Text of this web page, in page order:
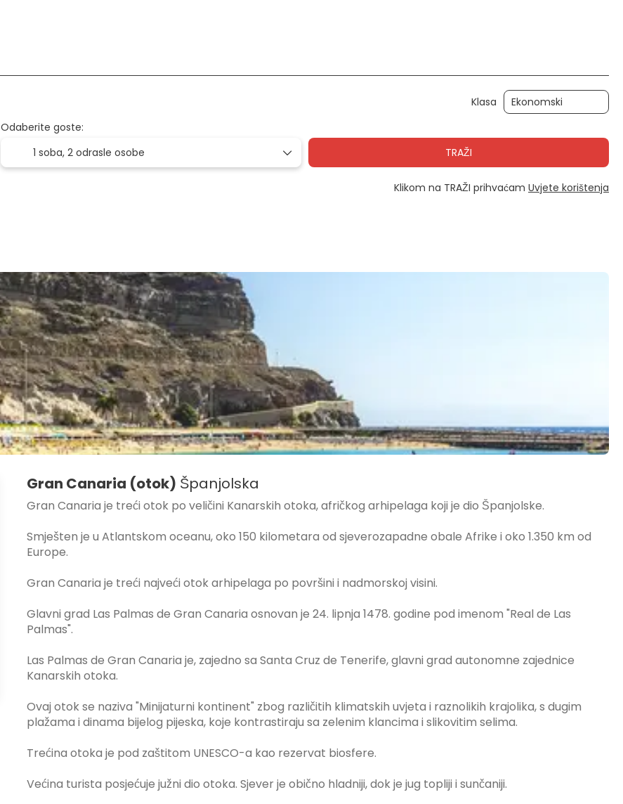
Klasa
Odaberite goste:
1 soba, 2 odrasle osobe TRAŽI
Klikom na TRAŽI prihvaćam Uvjete korištenja
Gran Canaria (otok) Španjolska
Gran Canaria je treći otok po veličini Kanarskih otoka, afričkog arhipelaga koji je dio Španjolske.
Smješten je u Atlantskom oceanu, oko 150 kilometara od sjeverozapadne obale Afrike i oko 1.350 km od
Europe.
Gran Canaria je treći najveći otok arhipelaga po površini i nadmorskoj visini.
Glavni grad Las Palmas de Gran Canaria osnovan je 24. lipnja 1478. godine pod imenom "Real de Las
Palmas".
Las Palmas de Gran Canaria je, zajedno sa Santa Cruz de Tenerife, glavni grad autonomne zajednice
Kanarskih otoka.
Ovaj otok se naziva "Minijaturni kontinent" zbog različitih klimatskih uvjeta i raznolikih krajolika, s dugim
plažama i dinama bijelog pijeska, koje kontrastiraju sa zelenim klancima i slikovitim selima.
Trećina otoka je pod zaštitom UNESCO-a kao rezervat biosfere.
Većina turista posjećuje južni dio otoka. Sjever je obično hladniji, dok je jug topliji i sunčaniji.